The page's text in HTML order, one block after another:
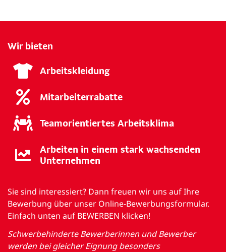
Wir bieten
Arbeitskleidung
Mitarbeiterrabatte
Teamorientiertes Arbeitsklima
Arbeiten in einem stark wachsenden
Unternehmen
Sie sind interessiert? Dann freuen wir uns auf Ihre
Bewerbung über unser Online-Bewerbungsformular.
Einfach unten auf BEWERBEN klicken!
Schwerbehinderte Bewerberinnen und Bewerber
werden bei gleicher Eignung besonders